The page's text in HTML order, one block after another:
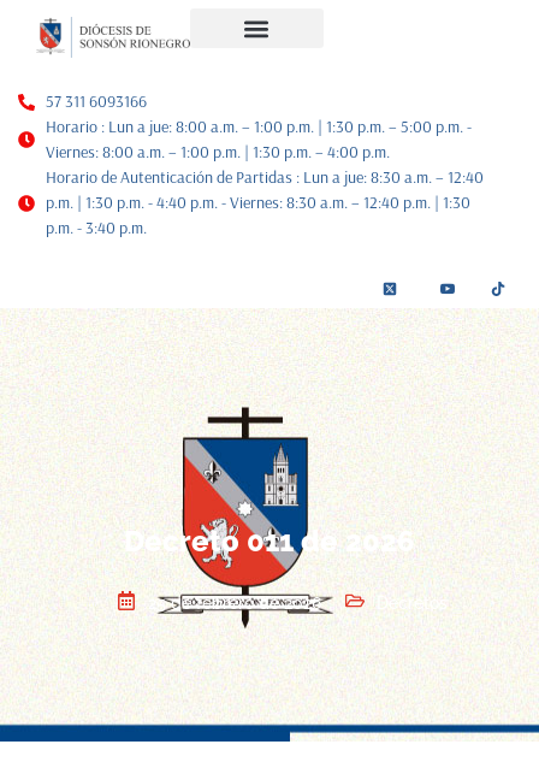
57 311 6093166
Horario : Lun a jue: 8:00 a.m. – 1:00 p.m. | 1:30 p.m. – 5:00 p.m. -
Viernes: 8:00 a.m. – 1:00 p.m. | 1:30 p.m. – 4:00 p.m.
Horario de Autenticación de Partidas : Lun a jue: 8:30 a.m. – 12:40
p.m. | 1:30 p.m. - 4:40 p.m. - Viernes: 8:30 a.m. – 12:40 p.m. | 1:30
p.m. - 3:40 p.m.
Decreto 011 de 2026
25 de febrero de 2026 Decretos